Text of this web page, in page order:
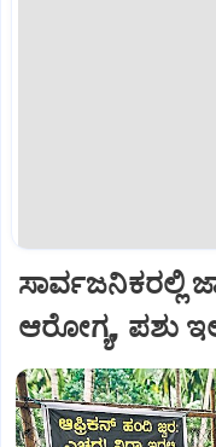
ಸಾರ್ವಜನಿಕರಲ್ಲಿ
ಆರೋಗ್ಯ, ಪಶು